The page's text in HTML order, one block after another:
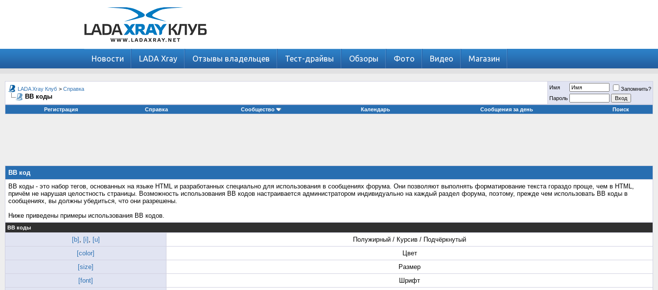
Новости LADA Xray Отзывы владельцев Тест-драйвы Обзоры Фото Видео Магазин
LADA Xray Клуб > Справка
BB коды
Имя
Запомнить?
Пароль
Регистрация
Справка Сообщество Календарь Сообщения за день Поиск
BB код
BB коды - это набор тегов, основанных на языке HTML и разработанных специально для использования в сообщениях форума. Они позволяют выполнять форматирование текста гораздо проще, чем в HTML,
причём не нарушая целостность страницы. Возможность использования BB кодов настраивается администратором индивидуально на каждый раздел форума, поэтому, прежде чем использовать BB коды в
сообщениях, вы должны убедиться, что они разрешены.
Ниже приведены примеры использования BB кодов.
BB коды
[b] , [i] , [u]
Полужирный / Курсив / Подчёркнутый
[color]
Цвет
[size]
Размер
[font]
Шрифт